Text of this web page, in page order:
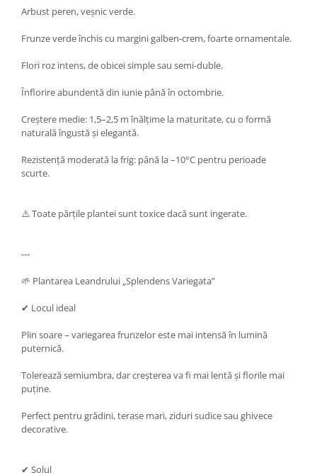
Arbust peren, veșnic verde.
Frunze verde închis cu margini galben-crem, foarte ornamentale.
Flori roz intens, de obicei simple sau semi-duble.
Înflorire abundentă din iunie până în octombrie.
Creștere medie: 1,5–2,5 m înălțime la maturitate, cu o formă
naturală îngustă și elegantă.
Rezistență moderată la frig: până la –10°C pentru perioade
scurte.
⚠️ Toate părțile plantei sunt toxice dacă sunt ingerate.
---
🌱 Plantarea Leandrului „Splendens Variegata”
✔ Locul ideal
Plin soare – variegarea frunzelor este mai intensă în lumină
puternică.
Tolerează semiumbra, dar creșterea va fi mai lentă și florile mai
puține.
Perfect pentru grădini, terase mari, ziduri sudice sau ghivece
decorative.
✔ Solul